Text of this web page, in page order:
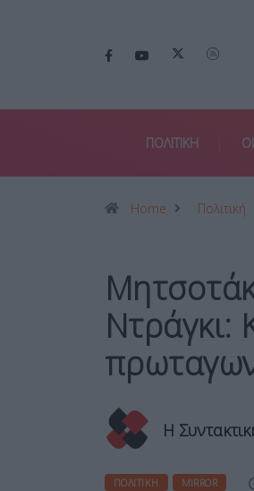
ΠΟΛΙΤΙΚΗ
Home Πολιτική
Ντράγκι:
Η
ΠΟΛΙΤΙΚΉ MIRROR